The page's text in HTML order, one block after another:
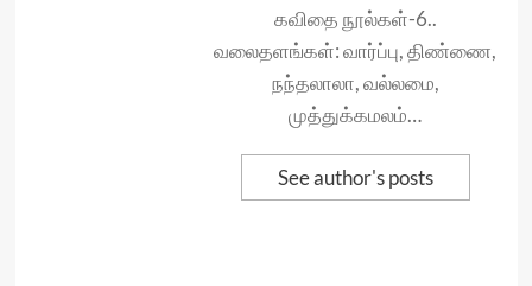
கவிதை நூல்கள்-6..
வலைதளங்கள்: வார்ப்பு, திண்ணை,
நந்தலாலா, வல்லமை,
முத்துக்கமலம்…
See author's posts